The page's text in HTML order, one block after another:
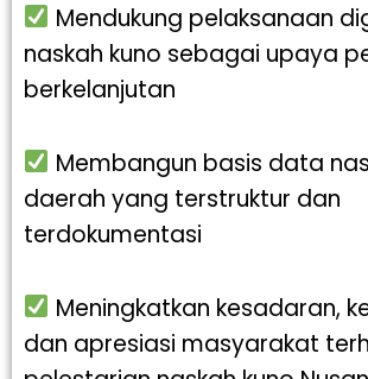
Mendukung pelaksanaan
naskah kuno sebagai upaya
berkelanjutan
Membangun basis data
daerah yang terstruktur dan
terdokumentasi
Meningkatkan kesadaran,
dan apresiasi masyarakat